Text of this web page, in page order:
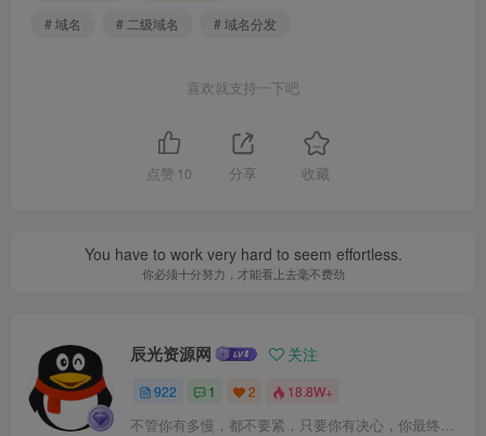
# 域名
# 二级域名 # 域名分发
喜欢就支持一下吧
点赞 10 分享 收藏
You have to work very hard to seem effortless.
你必须十分努力，才能看上去毫不费劲
辰光资源网 关注
922 1 2 18.8W+
不管你有多慢，都不要紧，只要你有决心，你最终都会到达想去的地方